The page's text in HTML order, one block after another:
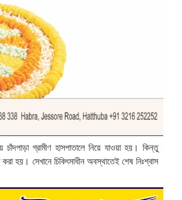
গ্রামীণ হাসপাতালে নিয়ে যাওয়া হয়। কিন্তু
হয়। সেখানে চিকিৎসাধীন অবস্থাতেই শেষ নিঃশ্বাস